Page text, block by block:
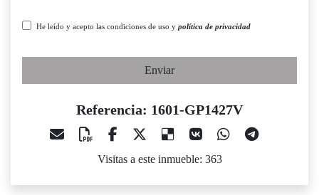
He leído y acepto las condiciones de uso y política de privacidad
Enviar
Referencia: 1601-GP1427V
Visitas a este inmueble: 363